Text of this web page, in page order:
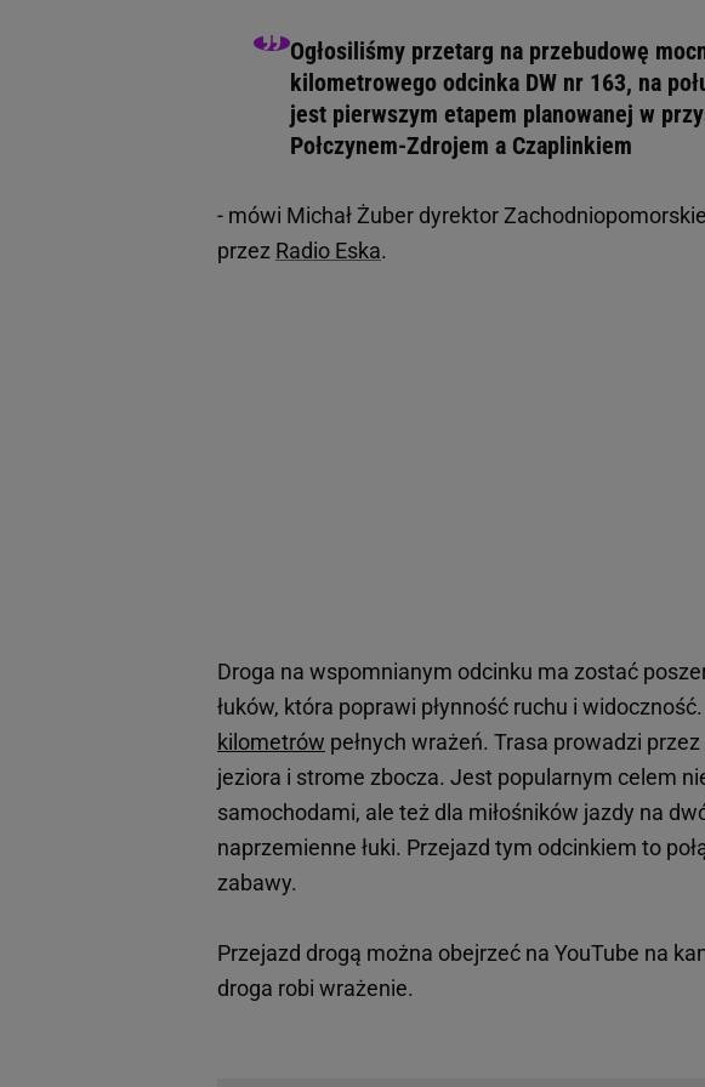
Ogłosiliśmy przetarg na przebudowę
kilometrowego odcinka DW nr 163, na
jest pierwszym etapem planowanej w
Połczynem-Zdrojem a Czaplinkiem
- mówi Michał Żuber dyrektor
przez Radio Eska.
Droga na wspomnianym odcinku ma zostać
łuków, która poprawi płynność ruchu i
kilometrów pełnych wrażeń. Trasa prowadzi
jeziora i strome zbocza. Jest popularnym celem
samochodami, ale też dla miłośników jazdy na
naprzemienne łuki. Przejazd tym odcinkiem to
zabawy.
Przejazd drogą można obejrzeć na YouTube na
droga robi wrażenie.